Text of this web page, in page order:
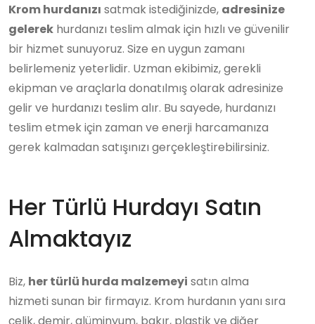
Krom hurdanızı satmak istediğinizde, adresinize
gelerek hurdanızı teslim almak için hızlı ve güvenilir
bir hizmet sunuyoruz. Size en uygun zamanı
belirlemeniz yeterlidir. Uzman ekibimiz, gerekli
ekipman ve araçlarla donatılmış olarak adresinize
gelir ve hurdanızı teslim alır. Bu sayede, hurdanızı
teslim etmek için zaman ve enerji harcamanıza
gerek kalmadan satışınızı gerçekleştirebilirsiniz.
Her Türlü Hurdayı Satın
Almaktayız
Biz, her türlü hurda malzemeyi satın alma
hizmeti sunan bir firmayız. Krom hurdanın yanı sıra
çelik, demir, alüminyum, bakır, plastik ve diğer